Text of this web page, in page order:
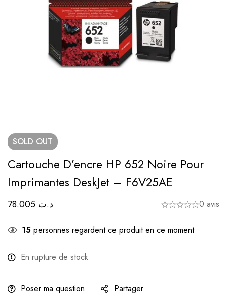
SOLD OUT
Cartouche D’encre HP 652 Noire Pour
Imprimantes DeskJet – F6V25AE
د.ت 0 avis
15 personnes regardent ce produit en ce moment
En rupture de stock
Poser ma question Partager